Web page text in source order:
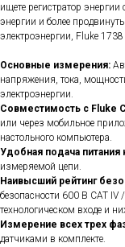
ищете регистратор
энергии и более
электроэнергии, Fluke
Основные измерения:
напряжения, тока,
электроэнергии.
Совместимость с Fluke
или через мобильное
настольного компьютера.
Удобная подача питания
измеряемой цепи.
Наивысший рейтинг
безопасности 600 В CAT
технологическом входе и
Измерение всех трех
датчиками в комплекте.